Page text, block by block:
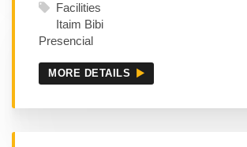
Facilities
Itaim Bibi
Presencial
MORE DETAILS